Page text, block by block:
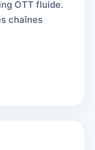
OTT fluide.
chaînes